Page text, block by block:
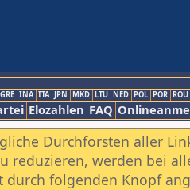
GRE INA ITA JPN MKD LTU NED POL POR ROU
Elozahlen FAQ
Durchforsten aller
reduzieren, werden bei
durch folgenden Knopf